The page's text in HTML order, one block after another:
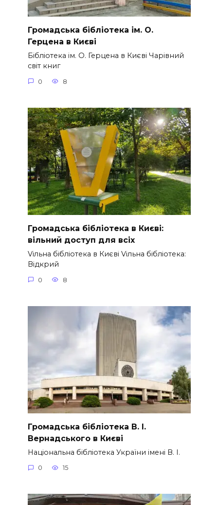
Громадська бібліотека ім. О.
Герцена в Києві
Бібліотека ім. О. Герцена в Києві Чарівний
світ книг
0 8
Громадська бібліотека в Києві:
вільний доступ для всіх
Vільна бібліотека в Києві Vільна бібліотека:
Відкрий
0 8
Громадська бібліотека В. І.
Вернадського в Києві
Національна бібліотека України імені В. І.
0 15